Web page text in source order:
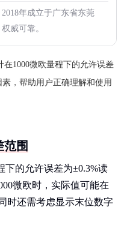
年成立于广东省东莞
威可靠。
在1000微欧量程下的允许误差
，帮助用户正确理解和使用
范围
下的允许误差为±0.3%读
微欧时，实际值可能在
时还需考虑显示末位数字